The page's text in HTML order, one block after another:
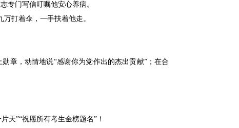
专门写信叮嘱他安心养病。
打着伞，一手扶着他走。
章，动情地说“感谢你为党作出的杰出贡献”；在合
天”“祝愿所有考生金榜题名”！